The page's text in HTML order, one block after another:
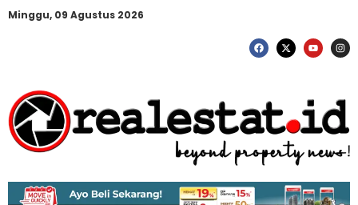
Minggu, 09 Agustus 2026